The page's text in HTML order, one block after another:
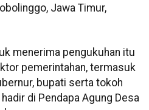
Jawa Timur,
menerima pengukuhan itu
pemerintahan, termasuk
bupati serta tokoh
di Pendapa Agung Desa